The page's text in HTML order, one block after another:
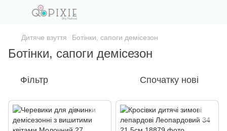
Дитяче взуття Ботінки, сапоги демісезон
Ботінки, сапоги демісезон
Фільтр Спочатку нові